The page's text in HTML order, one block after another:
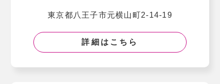
東京都⼋王⼦市元横⼭町2-14-19
詳細はこちら